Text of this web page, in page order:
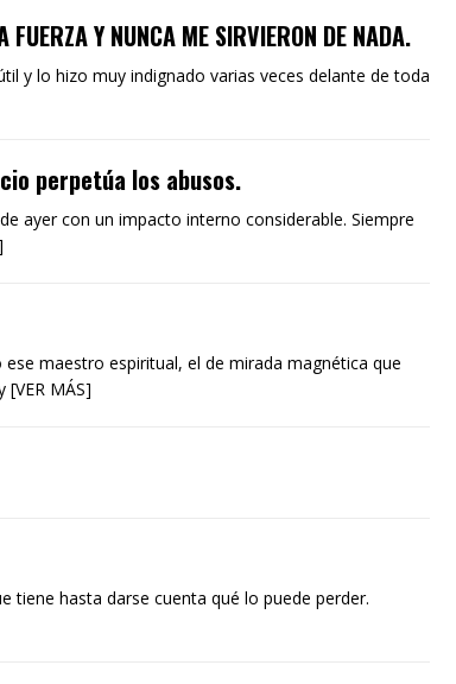
FUERZA Y NUNCA ME SIRVIERON DE NADA.
y lo hizo muy indignado varias veces delante de toda
perpetúa los abusos.
ayer con un impacto interno considerable. Siempre
maestro espiritual, el de mirada magnética que
MÁS]
tiene hasta darse cuenta qué lo puede perder.